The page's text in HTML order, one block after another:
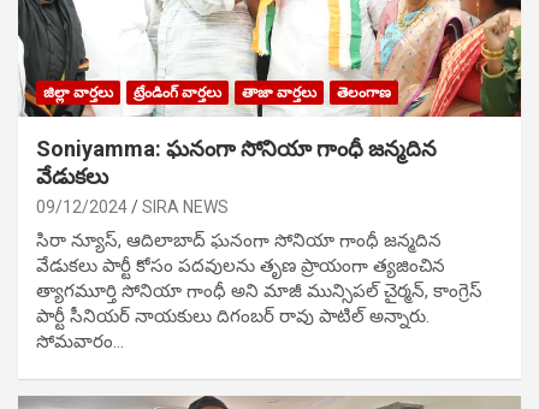
జిల్లా వార్తలు ట్రేండింగ్ వార్తలు తాజా వార్తలు తెలంగాణ
Soniyamma: ఘ‌నంగా సోనియా గాంధీ జ‌న్మ‌దిన
వేడుక‌లు
09/12/2024 SIRA NEWS
సిరా న్యూస్, ఆదిలాబాద్ ఘ‌నంగా సోనియా గాంధీ జ‌న్మ‌దిన
వేడుక‌లు పార్టీ కోసం ప‌ద‌వుల‌ను తృణ ప్రాయంగా త్య‌జించిన
త్యాగమూర్తి సోనియా గాంధీ అని మాజీ మున్సిప‌ల్ చైర్మ‌న్, కాంగ్రెస్
పార్టీ సీనియ‌ర్ నాయ‌కులు దిగంబ‌ర్ రావు పాటిల్ అన్నారు.
సోమవారం…